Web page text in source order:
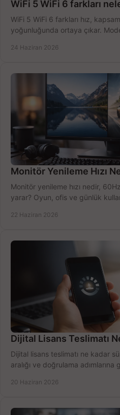
WiFi 5 WiFi 6 farkları
WiFi 5 WiFi 6 farkları hız,
yoğunluğunda ortaya çıkar.
24 Haziran 2026
Monitör Yenileme Hızı
Monitör yenileme hızı nedir,
yarar? Oyun, ofis ve günlük
22 Haziran 2026
Dijital Lisans Teslimatı
Dijital lisans teslimatı ne kadar
aralığı ve doğrulama
20 Haziran 2026